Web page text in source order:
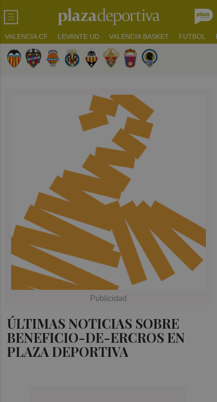
VALENCIA CF LEVANTE UD VALENCIA BASKET FUTBOL
ÚLTIMAS NOTICIAS SOBRE
BENEFICIO-DE-ERCROS EN
PLAZA DEPORTIVA